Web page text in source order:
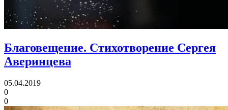
Благовещение. Стихотворение Сергея
Аверинцева
05.04.2019
0
0